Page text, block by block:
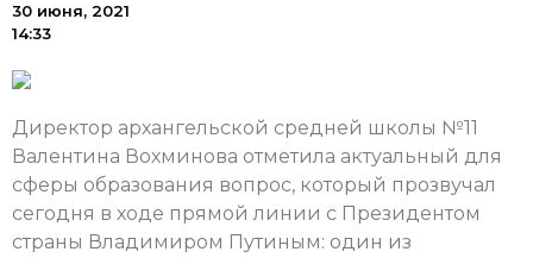
30 июня, 2021
14:33
Директор архангельской средней школы №11
Валентина Вохминова отметила актуальный для
сферы образования вопрос, который прозвучал
сегодня в ходе прямой линии с Президентом
страны Владимиром Путиным: один из